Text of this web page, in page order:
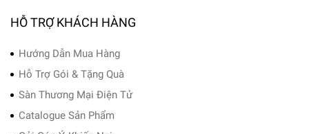
HỖ TRỢ KHÁCH HÀNG
Hướng Dẫn Mua Hàng
Hỗ Trợ Gói & Tặng Quà
Sàn Thương Mại Điện Tử
Catalogue Sản Phẩm